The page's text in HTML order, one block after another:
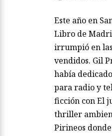
Este año en
Libro de
irrumpió en
vendidos. Gil
había
para radio y
ficción con El
thriller
Pirineos